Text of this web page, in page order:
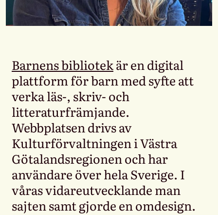
Barnens bibliotekär en digital
plattform för barn med syfte att
verka läs-, skriv- och
litteraturfrämjande.
Webbplatsen drivs av
Kulturförvaltningen i Västra
Götalandsregionen och har
användare över hela Sverige. I
våras vidareutvecklande man
sajten samt gjorde en omdesign.